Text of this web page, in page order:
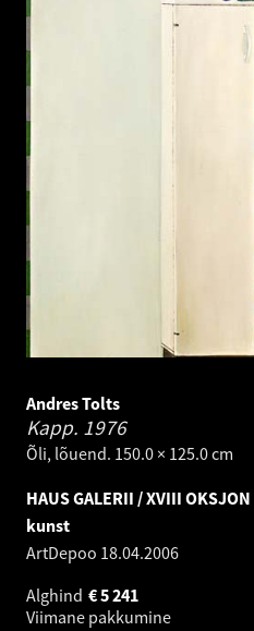
Andres Tolts
Kapp. 1976
Õli, lõuend. 150.0 × 125.0 cm
HAUS GALERII / XVIII
kunst
ArtDepoo 18.04.2006
Alghind
5 241
€
Viimane pakkumine